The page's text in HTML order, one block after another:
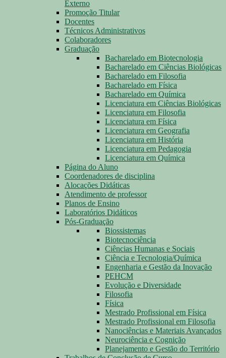
Externo
Promoção Titular
Docentes
Técnicos Administrativos
Colaboradores
Graduação
Bacharelado em Biotecnologia
Bacharelado em Ciências Biológicas
Bacharelado em Filosofia
Bacharelado em Física
Bacharelado em Química
Licenciatura em Ciências Biológicas
Licenciatura em Filosofia
Licenciatura em Física
Licenciatura em Geografia
Licenciatura em História
Licenciatura em Pedagogia
Licenciatura em Química
Página do Aluno
Coordenadores de disciplina
Alocações Didáticas
Atendimento de professor
Planos de Ensino
Laboratórios Didáticos
Pós-Graduação
Biossistemas
Biotecnociência
Ciências Humanas e Sociais
Ciência e Tecnologia/Química
Engenharia e Gestão da Inovação
PEHCM
Evolução e Diversidade
Filosofia
Física
Mestrado Profissional em Física
Mestrado Profissional em Filosofia
Nanociências e Materiais Avançados
Neurociência e Cognição
Planejamento e Gestão do Território